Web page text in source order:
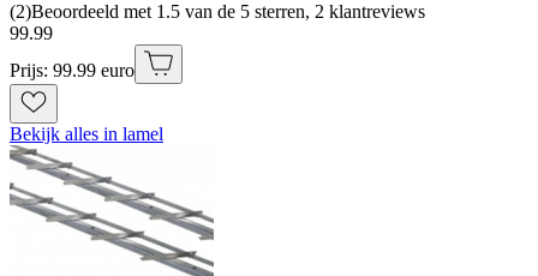
(2)Beoordeeld met 1.5 van de 5 sterren, 2 klantreviews
99.99
Prijs: 99.99 euro
Bekijk alles in lamel